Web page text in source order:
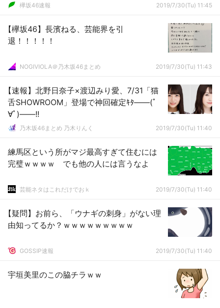
欅坂46速報 2019/7/30(Tu) 11:45
【欅坂46】長濱ねる、芸能界を引
退！！！！！
NOGIVIOLA＠乃木坂46まとめ 2019/7/30(Tu) 11:43
【速報】北野日奈子×渡辺みり愛、7/31「猫
舌SHOWROOM」登場で神回確定ｷﾀ――(ﾟ
∀ﾟ)――!!
乃木坂46まとめ 乃木りんく 2019/7/30(Tu) 11:40
練馬区という所がマジ最高すぎて住むには
完璧ｗｗｗｗ でも他の人には言うなよ
芸能ネタはこれだけでおｋ 2019/7/30(Tu) 11:40
【疑問】お前ら、「ウナギの刺身」がない理
由知ってるか？ｗｗｗｗｗｗｗｗｗ
GOSSIP速報 2019/7/30(Tu) 11:40
宇垣美里のこの脇チラｗｗ